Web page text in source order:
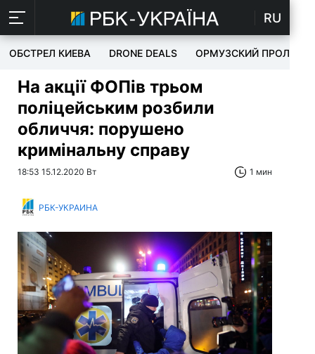
RU
ОБСТРЕЛ КИЕВА DRONE DEALS ОРМУЗСКИЙ ПРОЛИВ
На акції ФОПів трьом
поліцейським розбили
обличчя: порушено
кримінальну справу
18:53 15.12.2020 Вт 1 мин
РБК-УКРАИНА